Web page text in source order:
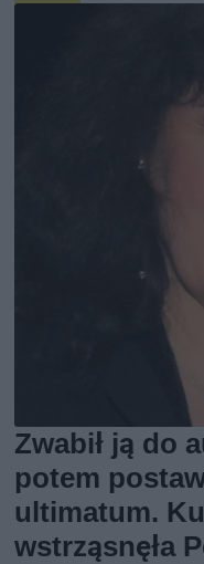
Zwabił ją do
potem
ultimatum.
wstrząsnęła